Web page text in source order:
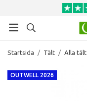
Startsida / Tält / Alla tält
OUTWELL 2026